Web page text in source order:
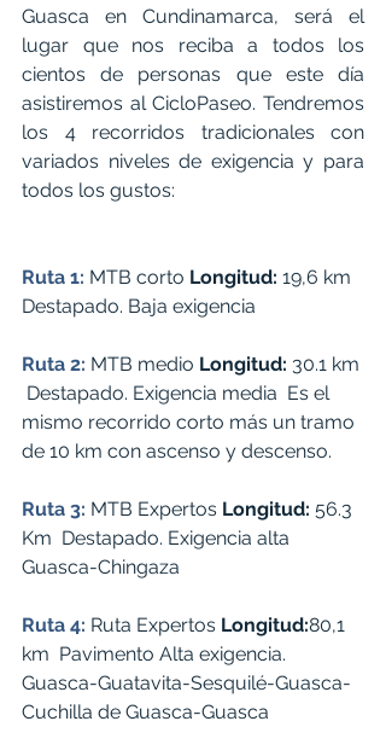
Guasca en Cundinamarca, será el
lugar que nos reciba a todos los
cientos de personas que este día
asistiremos al CicloPaseo. Tendremos
los 4 recorridos tradicionales con
variados niveles de exigencia y para
todos los gustos:
Ruta 1: MTB corto Longitud: 19,6 km
Destapado. Baja exigencia
Ruta 2: MTB medio Longitud: 30.1 km
Destapado. Exigencia media  Es el
mismo recorrido corto más un tramo
de 10 km con ascenso y descenso.
Ruta 3: MTB Expertos Longitud: 56.3
Km  Destapado. Exigencia alta
Guasca-Chingaza
Ruta 4: Ruta Expertos Longitud:80,1
km  Pavimento Alta exigencia.
Guasca-Guatavita-Sesquilé-Guasca-
Cuchilla de Guasca-Guasca